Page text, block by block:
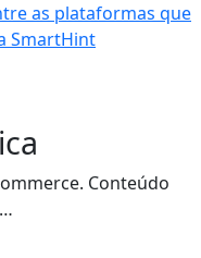
as plataformas que
SmartHint
Conteúdo